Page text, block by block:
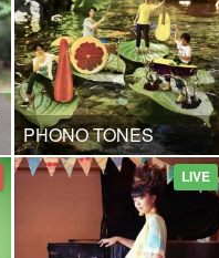
PHONO TONES
LIVE